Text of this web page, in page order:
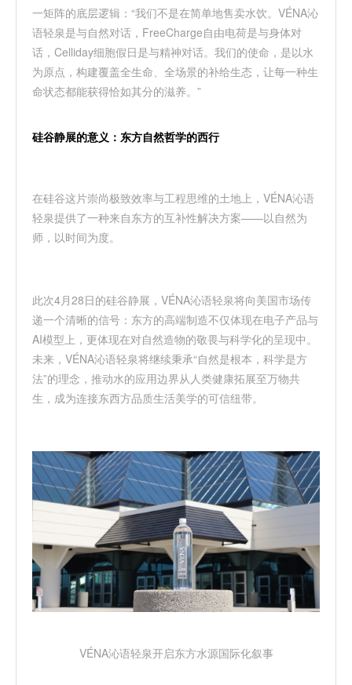
一矩阵的底层逻辑： “我们不是在简单地售卖水饮。 VÉNA沁
语轻泉是与自然对话， FreeCharge自由电荷是与身体对
话， Celliday细胞假日是与精神对话。我们的使命，是以水
为原点，构建覆盖全生命、全场景的补给生态，让每一种生
命状态都能获得恰如其分的滋养。 ”
硅谷静展的意义：东方自然哲学的西行
在硅谷这片崇尚极致效率与工程思维的土地上， VÉNA沁语
轻泉提供了一种来自东方的互补性解决方案——以自然为
师，以时间为度。
此次4月28日的硅谷静展， VÉNA沁语轻泉将向美国市场传
递一个清晰的信号：东方的高端制造不仅体现在电子产品与
AI模型上，更体现在对自然造物的敬畏与科学化的呈现中。
未来， VÉNA沁语轻泉将继续秉承“自然是根本，科学是方
法”的理念，推动水的应用边界从人类健康拓展至万物共
生，成为连接东西方品质生活美学的可信纽带。
VÉNA沁语轻泉开启东方水源国际化叙事